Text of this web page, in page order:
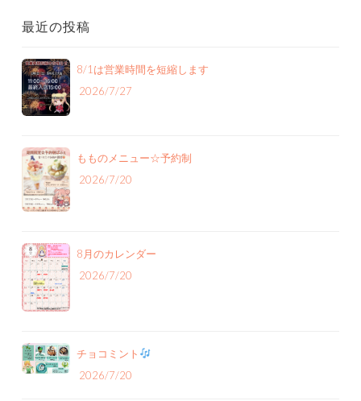
最近の投稿
8/1は営業時間を短縮します
2026/7/27
もものメニュー‪☆予約制
2026/7/20
8月のカレンダー
2026/7/20
チョコミント
2026/7/20